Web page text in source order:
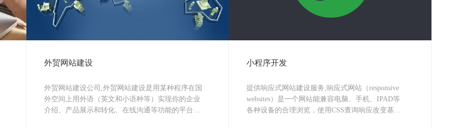
外贸网站建设
外贸网站建设公司,外贸网站建设是用某种程序在国
外空间上用外语（英文和小语种等）实现你的企业
介绍、产品展示和转化、在线沟通等功能的平台的
小程序开发
提供响应式网站建设服务,响应式网站（responsive
websites）是一个网站能兼容电脑、手机、IPAD等
各种设备的合理浏览，使用CSS查询响应改变基于